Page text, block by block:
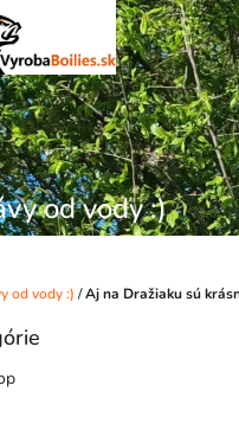
od vody :)
od vody :) /Aj na Dražiaku sú